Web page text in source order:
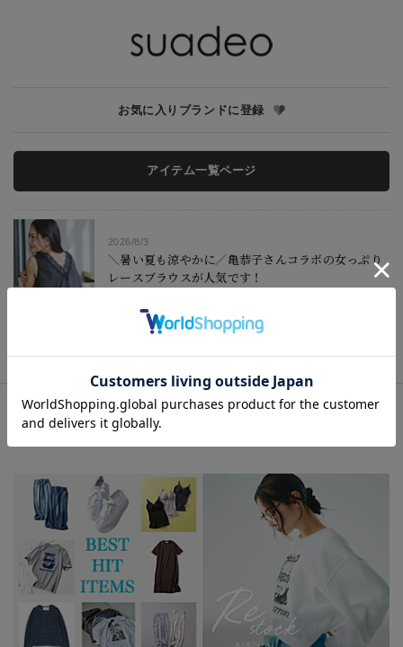
お気に入りブランドに登録
アイテム一覧ページ
2026/8/3
＼暑い夏も涼やかに／亀恭子さんコラボの女っぷり
レースブラウスが人気です！
2026/7/31
ァッション】
2026/7/24
2026/7/24
柄パンツって意外と簡単！スタッフが指南する大人
の着こなし術
2026/7/24
もっと見る